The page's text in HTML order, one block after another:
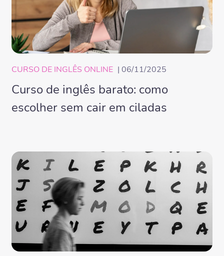
CURSO DE INGLÊS ONLINE | 06/11/2025
Curso de inglês barato: como
escolher sem cair em ciladas